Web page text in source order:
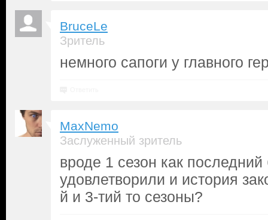
BruceLe
Зритель
немного сапоги у главного
MaxNemo
Заслуженный зритель
вроде 1 сезон как
удовлетворили и история
й и 3-тий то сезоны?